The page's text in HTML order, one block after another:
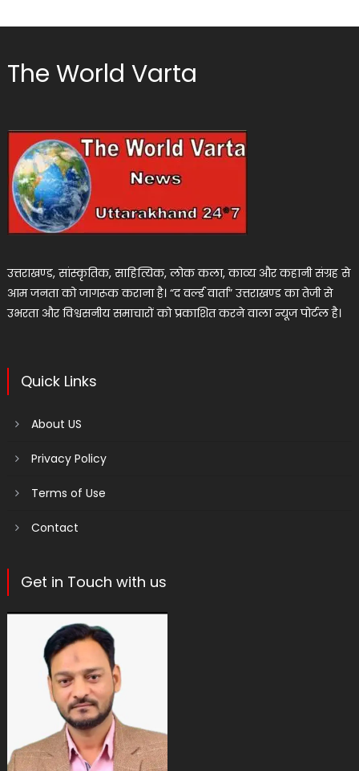
The World Varta
उत्तराखण्ड, सांस्कृतिक, साहित्यिक, लोक कला, काव्य और कहानी संग्रह से
आम जनता को जागरूक कराना है। “द वर्ल्ड वार्ता” उत्तराखण्ड का तेजी से
उभरता और विश्वसनीय समाचारों को प्रकाशित करने वाला न्यूज पोर्टल है।
Quick Links
About US
Privacy Policy
Terms of Use
Contact
Get in Touch with us